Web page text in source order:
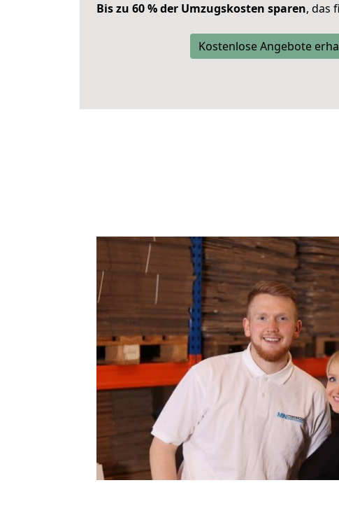
Bis zu 60 % der Umzugskosten sparen, das
Kostenlose Angebote